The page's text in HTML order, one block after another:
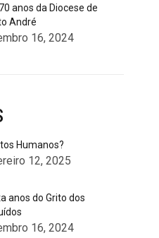
anos da Diocese de
André
16, 2024
Humanos?
12, 2025
anos do Grito dos
16, 2024